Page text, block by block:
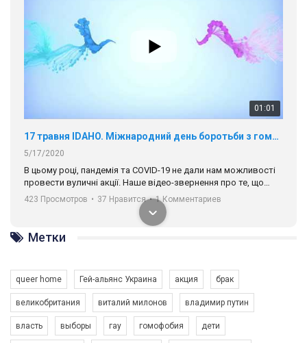
01:01
17 травня IDAHO. Міжнародний день боротьби з гомофобією трансфобією і біфобія.
5/17/2020
В цьому році, пандемія та COVІD-19 не дали нам можливості
провести вуличні акції. Наше відео-звернення про те, що
навіть коли ми у різних містах та не можемо зустрінеться, ми
разом. Ми закликаємо всіх хто поділяє цінності рівності та
солідарності, приєднатися до нас. Регіональні підрозділи
ГАУ є в 16 областях України.
Разом наш голос лунає гучніше!
423 Просмотров • 37 Нравится • 1 Комментариев
Метки
queer home Гей-альянс Украина акция брак
великобритания виталий милонов владимир путин
власть выборы гау гомофобия дети